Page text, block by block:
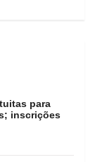
para
inscrições